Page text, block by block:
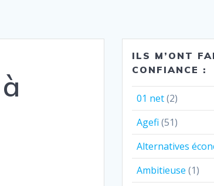
ILS M’ONT
CONFIANCE :
01 net(2)
Agefi (51)
Alternatives
Ambitieuse (1)